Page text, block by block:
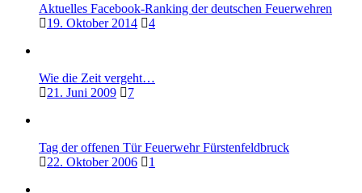
Aktuelles Facebook-Ranking der deutschen Feuerwehren
19. Oktober 2014
4
Wie die Zeit vergeht…
21. Juni 2009
7
Tag der offenen Tür Feuerwehr Fürstenfeldbruck
22. Oktober 2006
1